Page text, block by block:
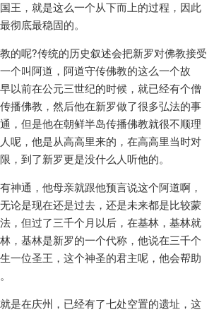
王，就是这么一个从下而上的过程，因此
彻底最稳固的。
的呢?传统的历史叙述会把新罗对佛教接受
个叫阿道，阿道守传佛教的这么一个故
以前在公元三世纪的时候，就已经有个僧
播佛教，然后他在新罗做了很多弘法的事
，但是他在朝鲜半岛传播佛教就很不顺理
呢，他是从高高里来的，在高高里当时对
，到了新罗更是没什么人听他的。
神通，他母亲就跟他预言说这个阿道啊，
论是现在还是过去，还是未来都是比较蒙
，但过了三千个月以后，在基林，基林就
，基林是新罗的一个代称，他说在三千个
一位圣王，这个神圣的君主呢，他会帮助
是在庆州，已经有了七处空置的遗址，这